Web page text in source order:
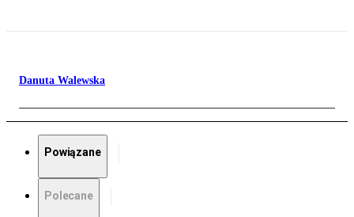
Danuta Walewska
Powiązane
Polecane